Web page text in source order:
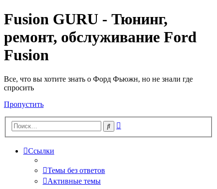
Fusion GURU - Тюнинг,
ремонт, обслуживание Ford
Fusion
Все, что вы хотите знать о Форд Фьюжн, но не знали где
спросить
Пропустить
Поиск
Ссылки
Темы без ответов
Активные темы